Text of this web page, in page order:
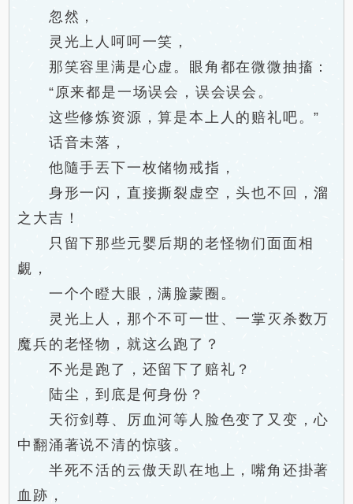
忽然，
灵光上人呵呵一笑，
那笑容里满是心虚。眼角都在微微抽搐：
“原来都是一场误会，误会误会。
这些修炼资源，算是本上人的赔礼吧。”
话音未落，
他隨手丟下一枚储物戒指，
身形一闪，直接撕裂虚空，头也不回，溜
之大吉！
只留下那些元婴后期的老怪物们面面相
覷，
一个个瞪大眼，满脸蒙圈。
灵光上人，那个不可一世、一掌灭杀数万
魔兵的老怪物，就这么跑了？
不光是跑了，还留下了赔礼？
陆尘，到底是何身份？
天衍剑尊、厉血河等人脸色变了又变，心
中翻涌著说不清的惊骇。
半死不活的云傲天趴在地上，嘴角还掛著
血跡，